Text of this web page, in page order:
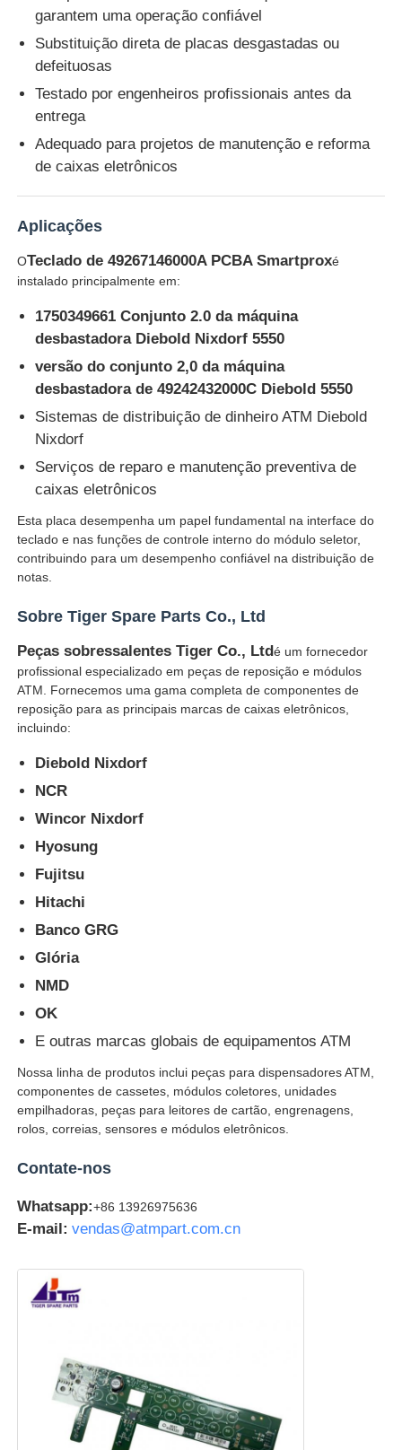
Glory NMD Peças para ATM
Peças para ATM OKI
Peças genmega atm
Classificador de notas
contador da conta
Impressora do cartão
máquina de cartão
Peças sobressalentes para caixas eletrônicos
Máquina ATM
Reciclador de moedas
garantem uma operação confiável
Substituição direta de placas desgastadas ou
defeituosas
Testado por engenheiros profissionais antes da
entrega
Adequado para projetos de manutenção e reforma
de caixas eletrônicos
Aplicações
OTeclado de 49267146000A PCBA Smartproxé
instalado principalmente em:
1750349661 Conjunto 2.0 da máquina
desbastadora Diebold Nixdorf 5550
versão do conjunto 2,0 da máquina
desbastadora de 49242432000C Diebold 5550
Sistemas de distribuição de dinheiro ATM Diebold
Nixdorf
Serviços de reparo e manutenção preventiva de
caixas eletrônicos
Esta placa desempenha um papel fundamental na interface do
teclado e nas funções de controle interno do módulo seletor,
contribuindo para um desempenho confiável na distribuição de
notas.
Sobre Tiger Spare Parts Co., Ltd
Peças sobressalentes Tiger Co., Ltdé um fornecedor
profissional especializado em peças de reposição e módulos
ATM. Fornecemos uma gama completa de componentes de
reposição para as principais marcas de caixas eletrônicos,
incluindo:
Diebold Nixdorf
NCR
Wincor Nixdorf
Hyosung
Fujitsu
Hitachi
Banco GRG
Glória
NMD
OK
E outras marcas globais de equipamentos ATM
Nossa linha de produtos inclui peças para dispensadores ATM,
componentes de cassetes, módulos coletores, unidades
empilhadoras, peças para leitores de cartão, engrenagens,
rolos, correias, sensores e módulos eletrônicos.
Contate-nos
Whatsapp:+86 13926975636
E-mail: vendas@atmpart.com.cn